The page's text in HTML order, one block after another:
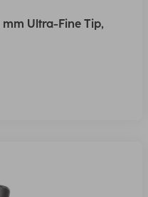
mm Ultra-Fine Tip,